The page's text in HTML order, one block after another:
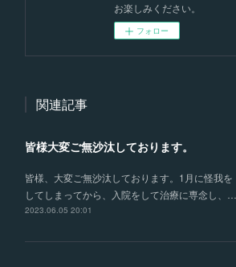
お楽しみください。
フォロー
関連記事
皆様大変ご無沙汰しております。
皆様、大変ご無沙汰しております。1月に怪我を
してしまってから、入院をして治療に専念し、…
2023.06.05 20:01